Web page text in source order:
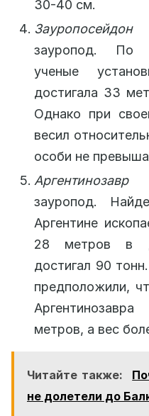
30-40 см.
Зауропосейдон–
зауропод. По
ученые
достигала 33
Однако при
весил
особи не
Аргентинозавр–
зауропод.
Аргентине
28 метров в
достигал 90
предположили,
метров, а вес
Читайте также:
не долетели до